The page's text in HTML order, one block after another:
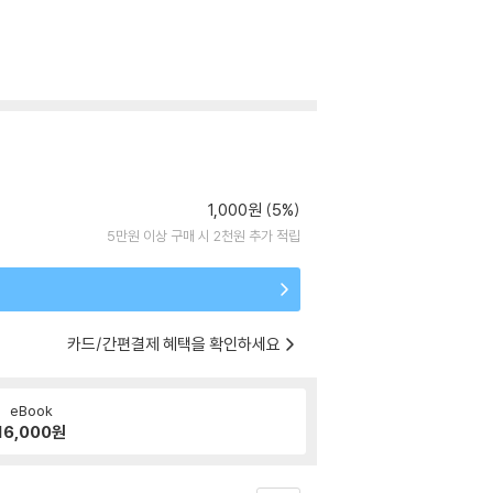
1,000원 (5%)
5만원 이상 구매 시 2천원 추가 적립
카드/간편결제 혜택을 확인하세요
eBook
원